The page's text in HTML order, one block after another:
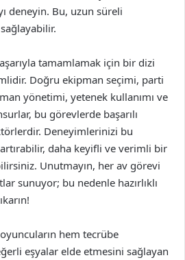
deneyin. Bu, uzun süreli
tamamlamak için bir dizi
Doğru ekipman seçimi, parti
yönetimi, yetenek kullanımı ve
bu görevlerde başarılı
Deneyimlerinizi bu
daha keyifli ve verimli bir
Unutmayın, her av görevi
sunuyor; bu nedenle hazırlıklı
hem tecrübe
eşyalar elde etmesini sağlayan